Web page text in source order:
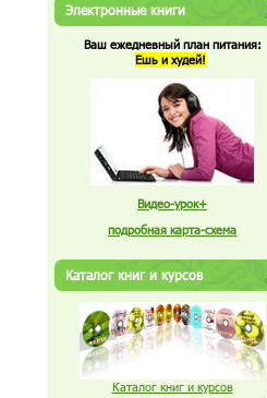
Электронные книги
Ваш ежедневный план питания:
Ешь и худей!
Видео-урок+
подробная карта-схема
Каталог книг и курсов
Каталог книг и курсов